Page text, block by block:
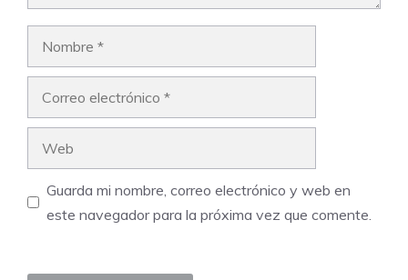
Guarda mi nombre, correo electrónico y web en
este navegador para la próxima vez que comente.